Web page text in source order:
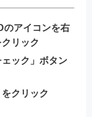
のアイコンを右
リック
ック」ボタン
クリック